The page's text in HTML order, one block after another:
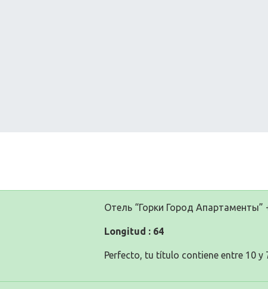
Отель “Горки Город
Longitud : 64
Perfecto, tu título contiene entre 10 y